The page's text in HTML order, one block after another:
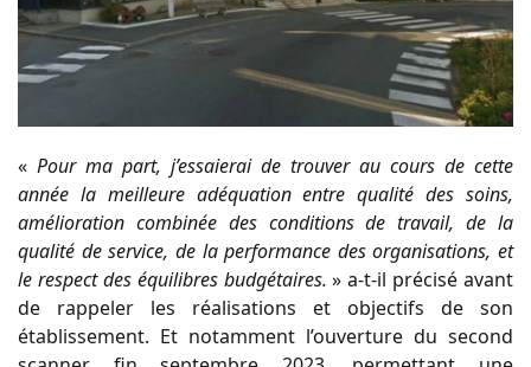
« Pour ma part, j’essaierai de trouver au cours de cette
année la meilleure adéquation entre qualité des soins,
amélioration combinée des conditions de travail, de la
qualité de service, de la performance des organisations, et
le respect des équilibres budgétaires. » a-t-il précisé avant
de rappeler les réalisations et objectifs de son
établissement. Et notamment l’ouverture du second